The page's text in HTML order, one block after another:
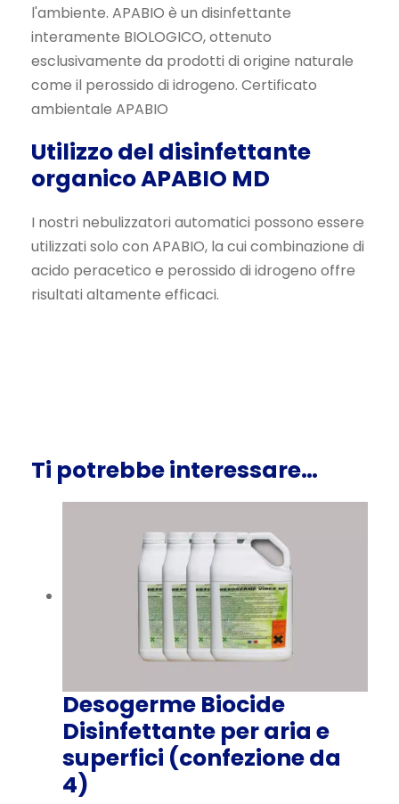
l'ambiente. APABIO è un disinfettante
interamente BIOLOGICO, ottenuto
esclusivamente da prodotti di origine naturale
come il perossido di idrogeno. Certificato
ambientale APABIO
Utilizzo del disinfettante
organico APABIO MD
I nostri nebulizzatori automatici possono essere
utilizzati solo con APABIO, la cui combinazione di
acido peracetico e perossido di idrogeno offre
risultati altamente efficaci.
Ti potrebbe interessare…
Desogerme Biocide
Disinfettante per aria e
superfici (confezione da
4)